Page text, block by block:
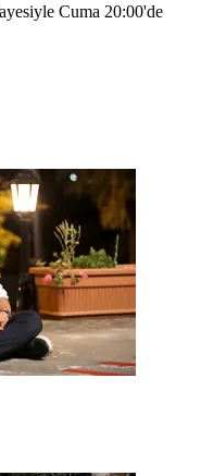
Cuma 20:00'de